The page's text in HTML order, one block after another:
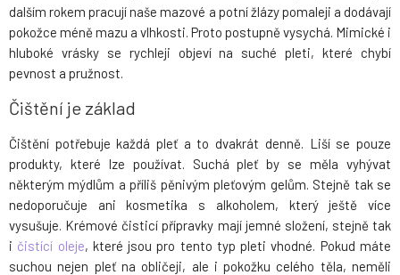
dalším rokem pracují naše mazové a potní žlázy pomaleji a dodávají
pokožce méně mazu a vlhkosti. Proto postupně vysychá. Mimické i
hluboké vrásky se rychleji objeví na suché pleti, které chybí
pevnost a pružnost.
Čištění je základ
Čištění potřebuje každá pleť a to dvakrát denně. Liší se pouze
produkty, které lze používat. Suchá pleť by se měla vyhývat
některým mýdlům a příliš pěnivým pleťovým gelům. Stejně tak se
nedoporučuje ani kosmetika s alkoholem, který ještě více
vysušuje. Krémové čisticí přípravky mají jemné složení, stejně tak
i čistící oleje, které jsou pro tento typ pleti vhodné. Pokud máte
suchou nejen pleť na obličeji, ale i pokožku celého těla, neměli